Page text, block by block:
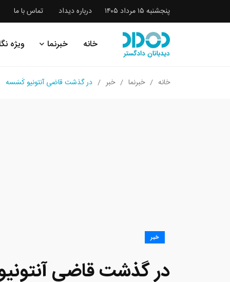
پنجشنبه ۱۵ مرداد ۱۴۰۵ درباره دیداد تماس با ما
خانه خبرنما ویژه
خانه خبرنما خبر در گذشت قاضی آنتونیو کَسَسه
خبر
در گذشت قاضی